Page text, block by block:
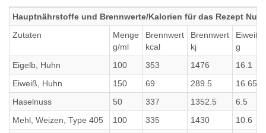
Hauptnährstoffe und Brennwerte/Kalorien für das Rezept
Zutaten
Menge
g/ml
Brennwert
kcal
Brennwert
kj
Eiweiß
g
Eigelb, Huhn
100 353 1476
16.1
Eiweiß, Huhn
150 69 289.5
16.65
Haselnuss
50 337 1352.5
6.5
Mehl, Weizen, Type 405
100 335 1430
10.6